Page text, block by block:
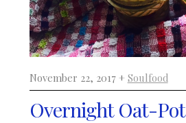
November 22, 2017 + Soulfood
Overnight Oat-Pot